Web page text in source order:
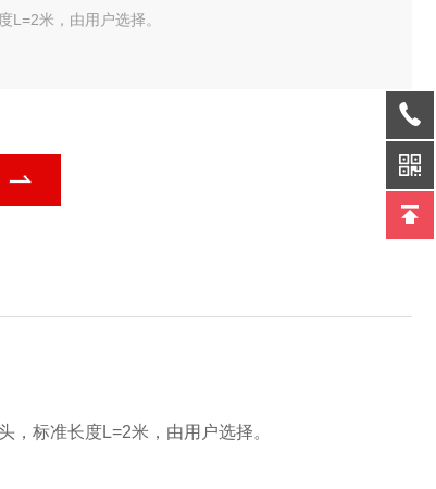
L=2米，由用户选择。
，标准长度L=2米 ，由用户选择。